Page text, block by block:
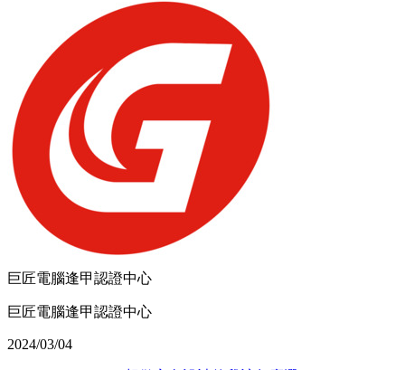
巨匠電腦逢甲認證中心
巨匠電腦逢甲認證中心
2024/03/04